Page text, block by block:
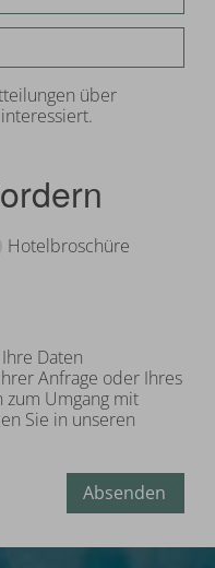
über
Hotelbroschüre
Daten
Anfrage oder Ihres
zum Umgang mit
Sie in unseren
Absenden